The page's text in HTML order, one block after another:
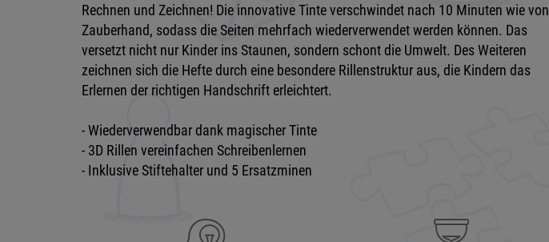
Rechnen und Zeichnen! Die innovative Tinte verschwindet nach 10 Minuten wie von
Zauberhand, sodass die Seiten mehrfach wiederverwendet werden können. Das
versetzt nicht nur Kinder ins Staunen, sondern schont die Umwelt. Des Weiteren
zeichnen sich die Hefte durch eine besondere Rillenstruktur aus, die Kindern das
Erlernen der richtigen Handschrift erleichtert.
- Wiederverwendbar dank magischer Tinte
- 3D Rillen vereinfachen Schreibenlernen
- Inklusive Stiftehalter und 5 Ersatzminen